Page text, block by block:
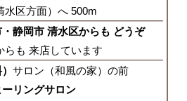
水区方面）へ 500m
静岡市 清水区からも どうぞ
らも 来店しています
）サロン（和風の家）の前
リングサロン